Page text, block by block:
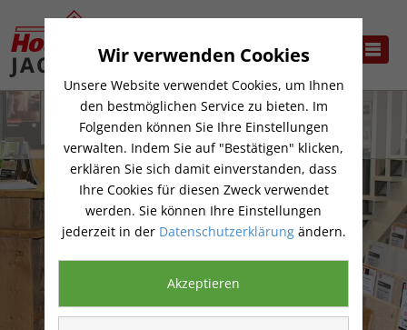
Wir verwenden Cookies
Unsere Website verwendet Cookies, um Ihnen
den bestmöglichen Service zu bieten. Im
Folgenden können Sie Ihre Einstellungen
verwalten. Indem Sie auf "Bestätigen" klicken,
erklären Sie sich damit einverstanden, dass
Ihre Cookies für diesen Zweck verwendet
werden. Sie können Ihre Einstellungen
jederzeit in der Datenschutzerklärungändern.
Akzeptieren